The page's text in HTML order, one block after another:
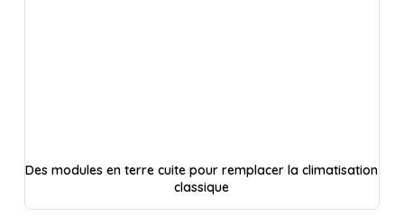
Des modules en terre cuite pour remplacer la climatisation
classique